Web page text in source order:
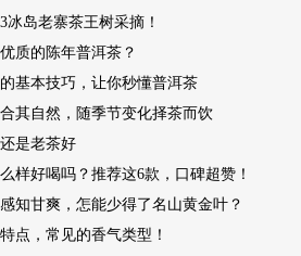
冰岛老寨茶王树采摘！
质的陈年普洱茶？
基本技巧，让你秒懂普洱茶
其自然，随季节变化择茶而饮
是老茶好
样好喝吗？推荐这6款，口碑超赞！
知甘爽，怎能少得了名山黄金叶？
点，常见的香气类型！